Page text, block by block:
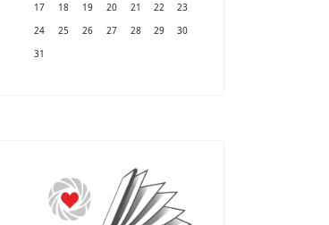
17
18 19 20 21 22
23
24
25 26 27 28 29
30
31